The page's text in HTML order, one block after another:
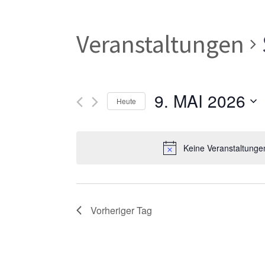
Keine
Veranstaltungen
Heute 9. MAI 2026
wählen.
Vorheriger Tag